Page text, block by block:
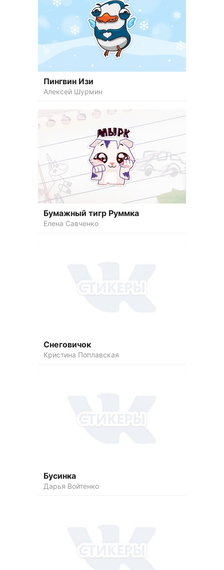
Пингвин Изи
Алексей Шурмин
Бумажный тигр Руммка
Елена Савченко
Снеговичок
Кристина Поплавская
Бусинка
Дарья Войтенко